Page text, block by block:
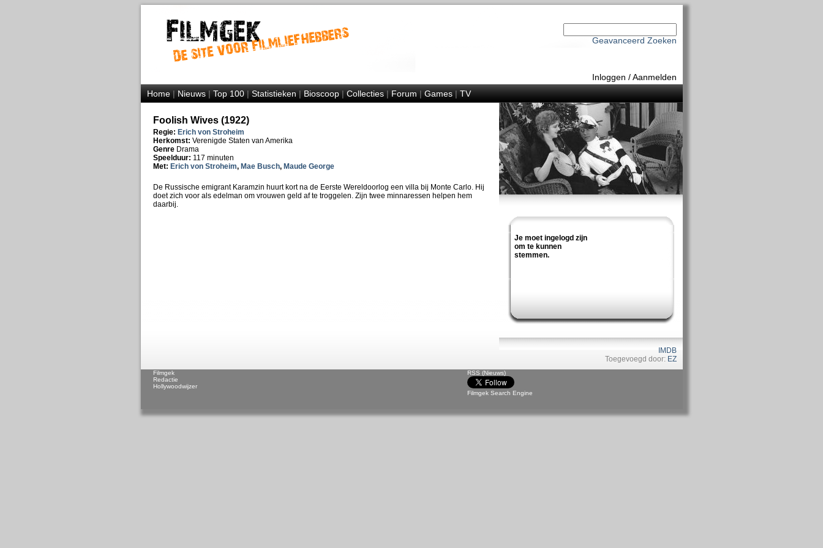
Geavanceerd Zoeken
Inloggen /Aanmelden
Home|Nieuws|Top 100|Statistieken|Bioscoop|Collecties|Forum|Games|TV
Je moet ingelogd zijn
om te kunnen
stemmen.
IMDB
Toegevoegd door: EZ
Foolish Wives (1922)
Regie: Erich von Stroheim
Herkomst: Verenigde Staten van Amerika
Genre Drama
Speelduur: 117 minuten
Met: Erich von Stroheim, Mae Busch, Maude George
De Russische emigrant Karamzin huurt kort na de Eerste Wereldoorlog een villa bij Monte Carlo. Hij
doet zich voor als edelman om vrouwen geld af te troggelen. Zijn twee minnaressen helpen hem
daarbij.
RSS (Nieuws)
Filmgek Search Engine
Filmgek
Redactie
Hollywoodwijzer